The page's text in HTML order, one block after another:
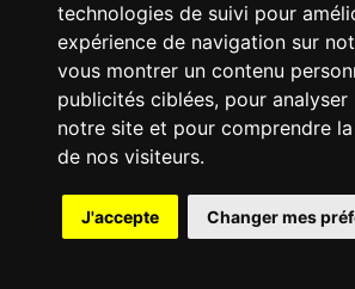
technologies de suivi pour
expérience de navigation sur
vous montrer un contenu
publicités ciblées, pour
notre site et pour comprendre
de nos visiteurs.
J'accepte Changer mes
© 2003-2029 - Tous droits réservés - Olivetti